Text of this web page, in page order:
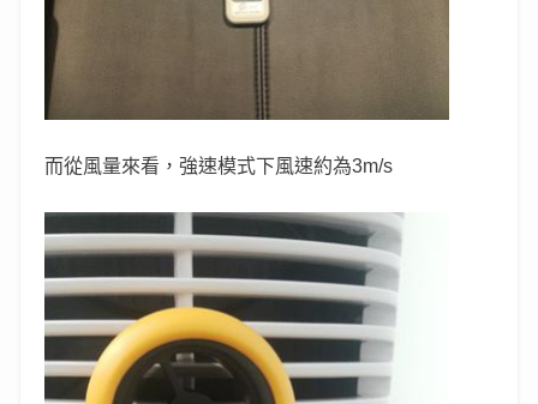
而從風量來看，強速模式下風速約為3m/s